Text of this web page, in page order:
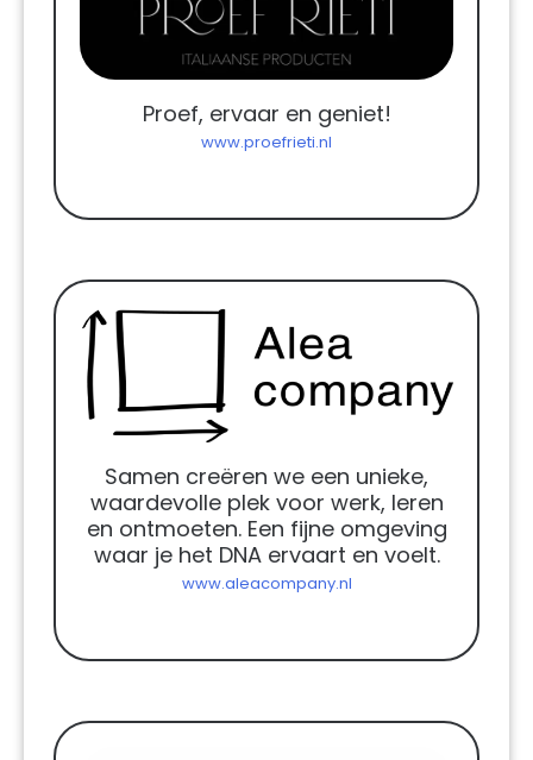
Proef, ervaar en geniet!
www.proefrieti.nl
Samen creëren we een unieke,
waardevolle plek voor werk, leren
en ontmoeten. Een fijne omgeving
waar je het DNA ervaart en voelt.
www.aleacompany.nl